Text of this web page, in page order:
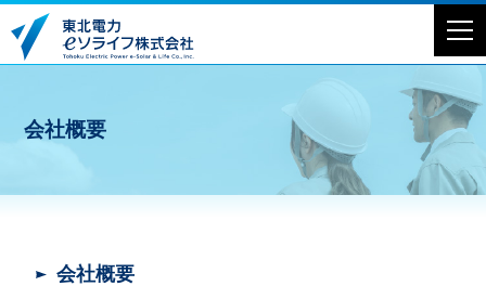
メ
ニ
ュ
ー
を
開
く
会社概要
会社概要